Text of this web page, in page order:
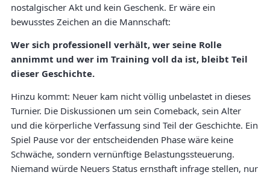
nostalgischer Akt und kein Geschenk. Er wäre ein
bewusstes Zeichen an die Mannschaft:
Wer sich professionell verhält, wer seine Rolle
annimmt und wer im Training voll da ist, bleibt Teil
dieser Geschichte.
Hinzu kommt: Neuer kam nicht völlig unbelastet in dieses
Turnier. Die Diskussionen um sein Comeback, sein Alter
und die körperliche Verfassung sind Teil der Geschichte. Ein
Spiel Pause vor der entscheidenden Phase wäre keine
Schwäche, sondern vernünftige Belastungssteuerung.
Niemand würde Neuers Status ernsthaft infrage stellen, nur